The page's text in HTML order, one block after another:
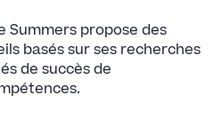
Summers propose des
basés sur ses recherches
de succès de